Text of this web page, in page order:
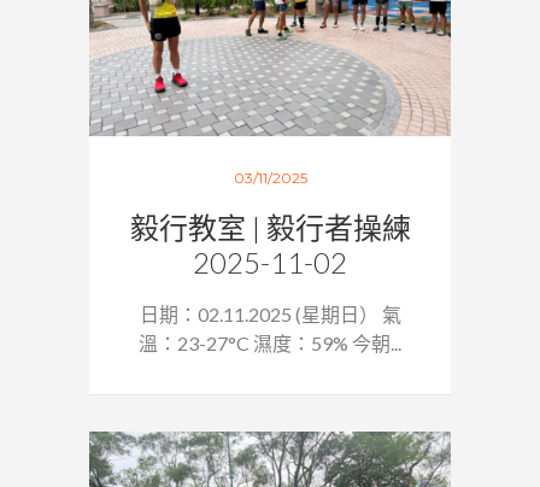
03/11/2025
毅行教室 | 毅行者操練
2025-11-02
日期：02.11.2025 (星期日） 氣
溫：23-27°C 濕度：59% 今朝...